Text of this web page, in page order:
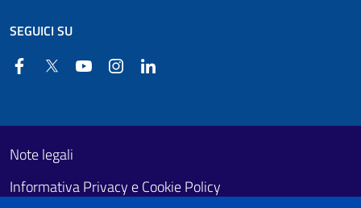
SEGUICI SU
FacebookTwitter YouTube Instagram
Footer First
Useful links section
Note legali
Informativa Privacy e Cookie Policy